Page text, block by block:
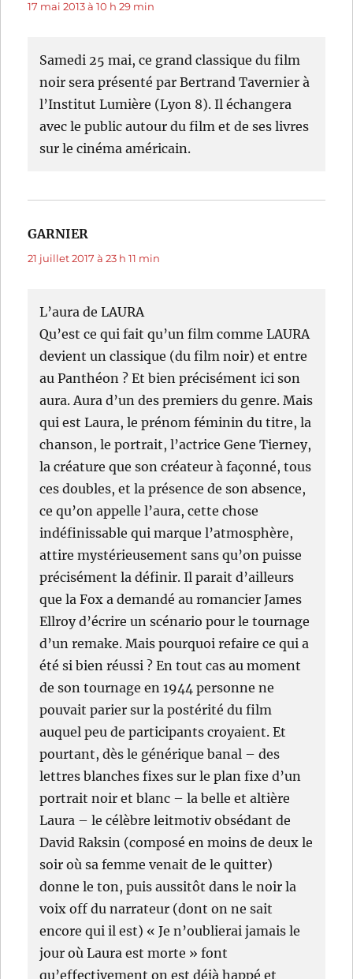
17 mai 2013 à 10 h 29 min
Samedi 25 mai, ce grand classique du film
noir sera présenté par Bertrand Tavernier à
l’Institut Lumière (Lyon 8). Il échangera
avec le public autour du film et de ses livres
sur le cinéma américain.
GARNIER
21 juillet 2017 à 23 h 11 min
L’aura de LAURA
Qu’est ce qui fait qu’un film comme LAURA
devient un classique (du film noir) et entre
au Panthéon ? Et bien précisément ici son
aura. Aura d’un des premiers du genre. Mais
qui est Laura, le prénom féminin du titre, la
chanson, le portrait, l’actrice Gene Tierney,
la créature que son créateur à façonné, tous
ces doubles, et la présence de son absence,
ce qu’on appelle l’aura, cette chose
indéfinissable qui marque l’atmosphère,
attire mystérieusement sans qu’on puisse
précisément la définir. Il parait d’ailleurs
que la Fox a demandé au romancier James
Ellroy d’écrire un scénario pour le tournage
d’un remake. Mais pourquoi refaire ce qui a
été si bien réussi ? En tout cas au moment
de son tournage en 1944 personne ne
pouvait parier sur la postérité du film
auquel peu de participants croyaient. Et
pourtant, dès le générique banal – des
lettres blanches fixes sur le plan fixe d’un
portrait noir et blanc – la belle et altière
Laura – le célèbre leitmotiv obsédant de
David Raksin (composé en moins de deux le
soir où sa femme venait de le quitter)
donne le ton, puis aussitôt dans le noir la
voix off du narrateur (dont on ne sait
encore qui il est) « Je n’oublierai jamais le
jour où Laura est morte » font
qu’effectivement on est déjà happé et